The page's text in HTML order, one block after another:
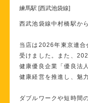
練馬駅 [西武池袋線]
西武池袋線中村橋駅か
当店は2026年東京連合
受けました。また、
健康優良企業「優良法
健康経営を推進し、魅
ダブルワークや短時間